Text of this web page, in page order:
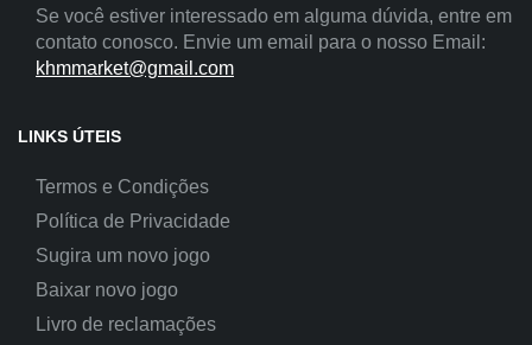
Se você estiver interessado em alguma dúvida, entre em
contato conosco. Envie um email para o nosso Email:
khmmarket@gmail.com
LINKS ÚTEIS
Termos e Condições
Política de Privacidade
Sugira um novo jogo
Baixar novo jogo
Livro de reclamações